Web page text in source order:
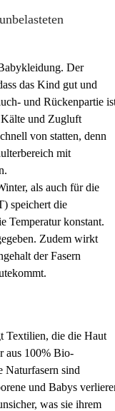
Der
das Kind gut und
und Rückenpartie
und Zugluft
von statten, denn
mit
als auch für die
speichert die
Temperatur konstant.
Zudem wirkt
der Fasern
Textilien, die die Haut
aus 100% Bio-
sind
und Babys
was sie ihrem